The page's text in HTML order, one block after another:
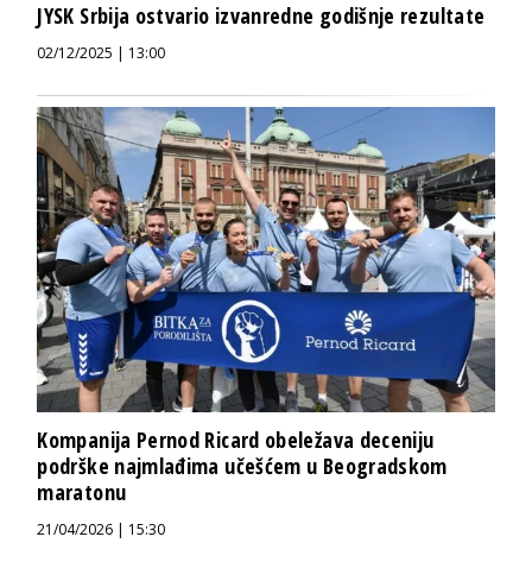
JYSK Srbija ostvario izvanredne godišnje rezultate
02/12/2025 | 13:00
Kompanija Pernod Ricard obeležava deceniju
podrške najmlađima učešćem u Beogradskom
maratonu
21/04/2026 | 15:30